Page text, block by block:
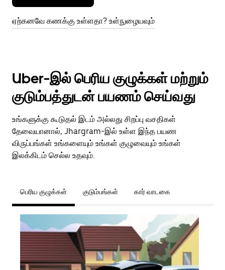
ஏற்கனவே கணக்கு உள்ளதா? உள்நுழையவும்
Uber-இல் பெரிய குழுக்கள் மற்றும்
குடும்பத்துடன் பயணம் செய்வது
உங்களுக்கு கூடுதல் இடம் அல்லது சிறப்பு வசதிகள்
தேவையானால், Jhargram-இல் உள்ள இந்த பயண
விருப்பங்கள் உங்களையும் உங்கள் குழுவையும் உங்கள்
இலக்கிடம் செல்ல உதவும்.
பெரிய குழுக்கள் குடும்பங்கள் கார் வாடகை